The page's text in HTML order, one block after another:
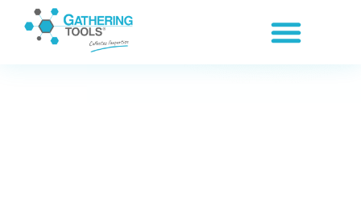
Panneau de gestion des cookies